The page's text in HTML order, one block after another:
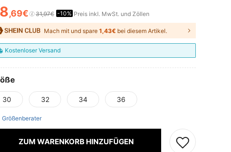
AND AVAILABILITY
,69€ 31,97€ -10% Preis inkl. MwSt. und Zöllen
Mach mit und spare 1,43€ bei diesem Artikel.
Kostenloser Versand
30 32 34 36
Größenberater
ZUM WARENKORB HINZUFÜGEN